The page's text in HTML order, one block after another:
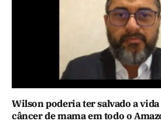
Wilson poderia ter salvado a
câncer de mama em todo o